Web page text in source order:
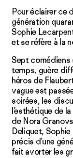
Pour éclairer ce
génération
Sophie
et se réfère à la
Sept comédiens
temps, guère
héros de
vague est
soirées, les
l’esthétique de
de Nora
Deliquet,
précis d’une
fait avorter les